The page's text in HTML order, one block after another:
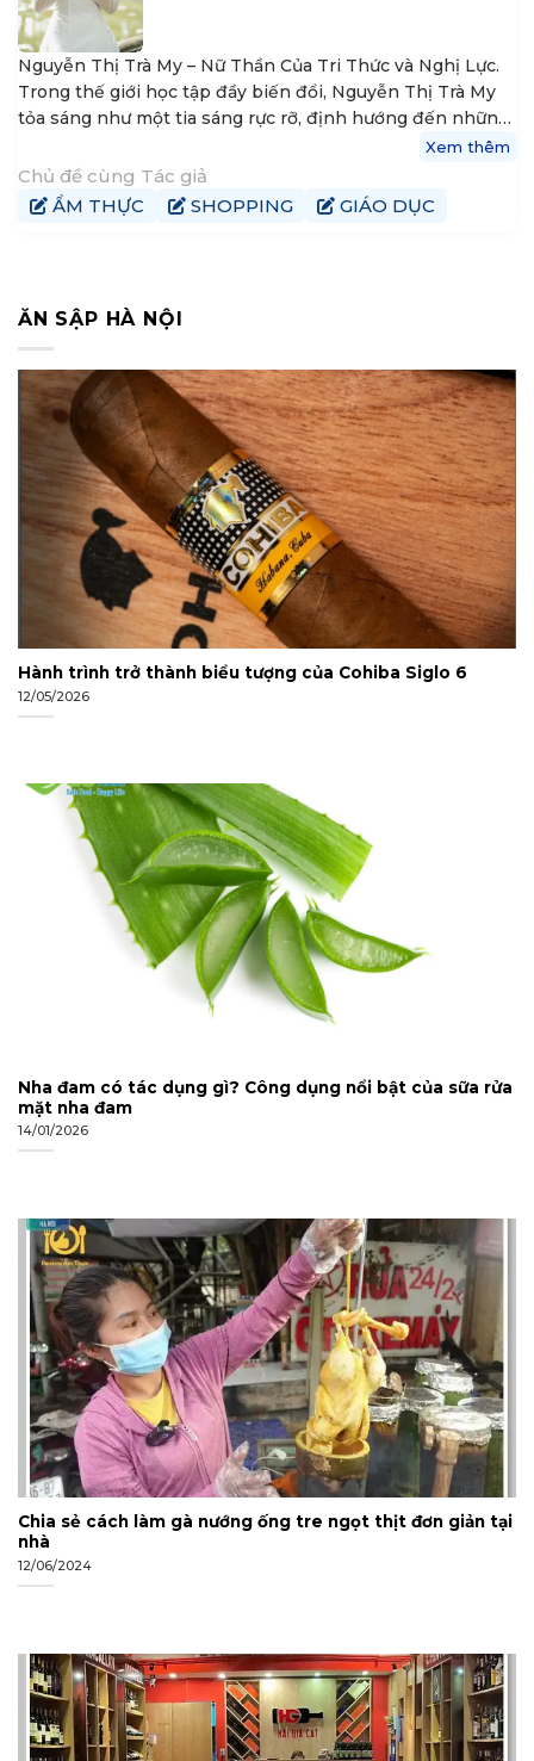
Nguyễn Thị Trà My – Nữ Thần Của Tri Thức và Nghị Lực.
Trong thế giới học tập đầy biến đổi, Nguyễn Thị Trà My
tỏa sáng như một tia sáng rực rỡ, định hướng đến những
nguyên tắc vững vàng của tri thức và khát vọng thành
công. Hiện tại, My là trưởng nhóm nội dung tại
tophanoiaz.com, nơi cô góp phần xây dựng và chia sẻ
kiến thức đến cộng đồng mạng.
Xem thêm
Chủ đề cùng Tác giả
ẨM THỰC
SHOPPING GIÁO DỤC
ĂN SẬP HÀ NỘI
Hành trình trở thành biểu tượng của Cohiba Siglo 6
12/05/2026
Nha đam có tác dụng gì? Công dụng nổi bật của sữa rửa
mặt nha đam
14/01/2026
Chia sẻ cách làm gà nướng ống tre ngọt thịt đơn giản tại
nhà
12/06/2024